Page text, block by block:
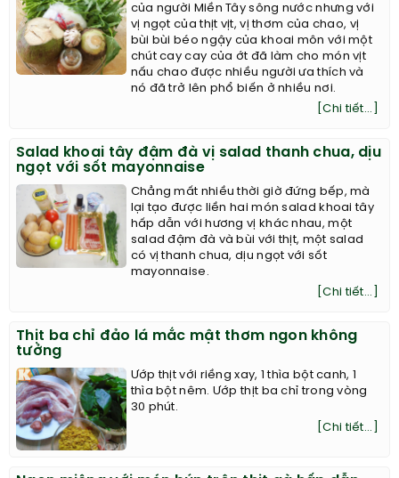
của người Miền Tây sông nước nhưng với
vị ngọt của thịt vịt, vị thơm của chao, vị
bùi bùi béo ngậy của khoai môn với một
chút cay cay của ớt đã làm cho món vịt
nấu chao được nhiều người ưa thích và
nó đã trở lên phổ biến ở nhiều nơi.
[Chi tiết...]
Salad khoai tây đậm đà vị salad thanh chua, dịu
ngọt với sốt mayonnaise
Chẳng mất nhiều thời giờ đứng bếp, mà
lại tạo được liền hai món salad khoai tây
hấp dẫn với hương vị khác nhau, một
salad đậm đà và bùi với thịt, một salad
có vị thanh chua, dịu ngọt với sốt
mayonnaise.
[Chi tiết...]
Thịt ba chỉ đảo lá mắc mật thơm ngon không
tưởng
Ướp thịt với riềng xay, 1 thìa bột canh, 1
thìa bột nêm. Ướp thịt ba chỉ trong vòng
30 phút.
[Chi tiết...]